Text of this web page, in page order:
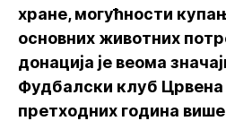
хране, могућности
основних животних
донација је веома
Фудбалски клуб Црвена
претходних година